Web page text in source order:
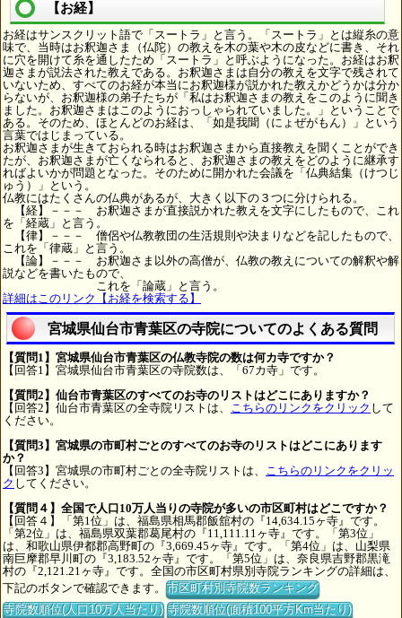
【お経】
お経はサンスクリット語で「スートラ」と言う。「スートラ」とは縦糸の意
味で、当時はお釈迦さま（仏陀）の教えを木の葉や木の皮などに書き、それ
に穴を開けて糸を通したため「スートラ」と呼ぶようになった。お経はお釈
迦さまが説法された教えである。お釈迦さまは自分の教えを文字で残されて
いないため、すべてのお経が本当にお釈迦様が説かれた教えかどうかは分か
らないが、お釈迦様の弟子たちが「私はお釈迦さまの教えをこのように聞き
ました。お釈迦さまはこのようにおっしゃられていました。」ということで
ある。そのため、ほとんどのお経は、「如是我聞（にょぜがもん）」という
言葉ではじまっている。
お釈迦さまが生きておられる時はお釈迦さまから直接教えを聞くことができ
たが、お釈迦さまが亡くなられると、お釈迦さまの教えをどのように継承す
ればよいかが問題となった。そのために開かれた会議を「仏典結集（けつじ
ゅう）」という。
仏教にはたくさんの仏典があるが、大きく以下の３つに分けられる。
【経】－－－ お釈迦さまが直接説かれた教えを文字にしたもので、これ
を「経蔵」と言う。
【律】－－－ 僧侶や仏教教団の生活規則や決まりなどを記したもので、
これを「律蔵」と言う。
【論】－－－ お釈迦さま以外の高僧が、仏教の教えについての解釈や解
説などを書いたもので、
これを「論蔵」と言う。
詳細はこのリンク【お経を検索する】
宮城県仙台市青葉区の寺院についてのよくある質問
【質問1】宮城県仙台市青葉区の仏教寺院の数は何カ寺ですか？
【回答1】宮城県仙台市青葉区の寺院数は、「67カ寺」です。
【質問2】仙台市青葉区のすべてのお寺のリストはどこにありますか？
【回答2】仙台市青葉区の全寺院リストは、 こちらのリンクをクリック して
ください。
【質問3】宮城県の市町村ごとのすべてのお寺のリストはどこにあります
か？
【回答3】宮城県の市町村ごとの全寺院リストは、 こちらのリンクをクリッ
ク してください。
【質問４】全国で人口10万人当りの寺院が多いの市区町村はどこですか？
【回答４】「第1位」は、福島県相馬郡飯舘村の『14,634.15ヶ寺』です。
「第2位」は、福島県双葉郡葛尾村の『11,111.11ヶ寺』です。「第3位」
は、和歌山県伊都郡高野町の『3,669.45ヶ寺』です。「第4位」は、山梨県
南巨摩郡早川町の『3,183.52ヶ寺』です。「第5位」は、奈良県吉野郡黒滝
村の『2,121.21ヶ寺』です。全国の市区町村県別寺院ランキングの詳細は、
下記のボタンで確認できます。市区町村別寺院数ランキング
寺院数順位(人口10万人当たり) 寺院数順位(面積100平方Km当たり)